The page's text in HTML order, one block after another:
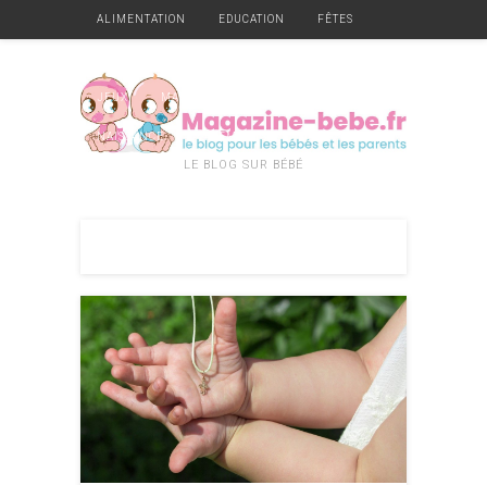
ALIMENTATION EDUCATION FÊTES
JEUX MATÉRIEL
NAISSANCE VÊTEMENTS
LE BLOG SUR BÉBÉ